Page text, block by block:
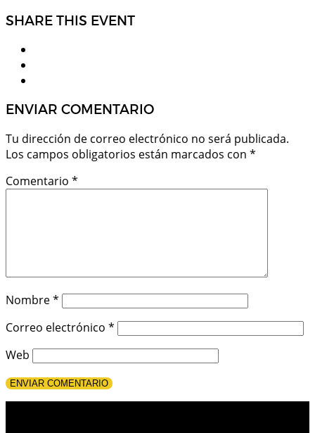
SHARE THIS EVENT
ENVIAR COMENTARIO
Tu dirección de correo electrónico no será publicada.
Los campos obligatorios están marcados con *
Comentario *
Nombre*
Correo electrónico *
Web